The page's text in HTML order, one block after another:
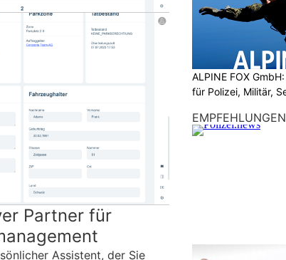
Partner für
Assistent, der Sie
ALPINE FOX
für Polizei, Militär,
EMPFEHLUNGEN